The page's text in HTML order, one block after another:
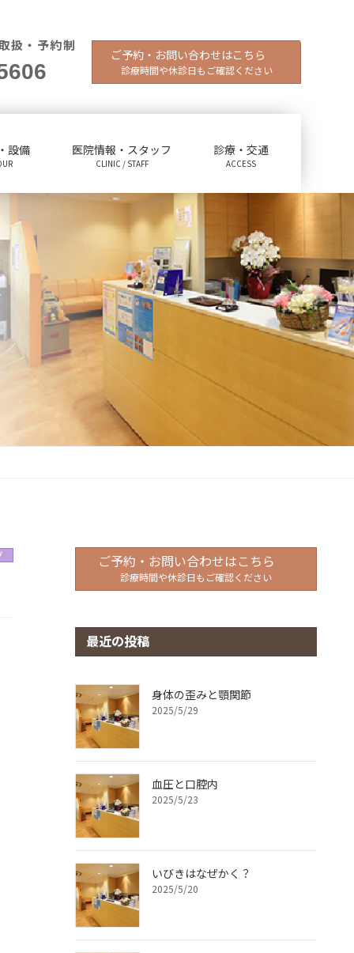
扱・予約制
ご予約・お問い合わせはこちら
診療時間や休診日もご確認ください
設備 医院情報・スタッフ
CLINIC / STAFF
診療・交通
ACCESS
ご予約・お問い合わせはこちら
診療時間や休診日もご確認ください
最近の投稿
身体の歪みと顎関節
2025/5/29
血圧と口腔内
2025/5/23
いびきはなぜかく？
2025/5/20